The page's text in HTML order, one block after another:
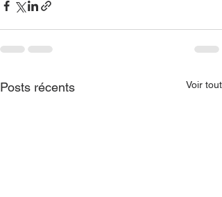
Posts récents Voir tout